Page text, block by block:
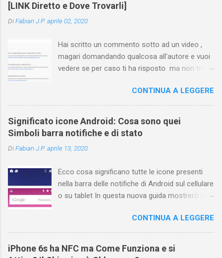
[LINK Diretto e Dove Trovarli]
DiFabian J.P. aprile 02, 2020
Hai scritto un commento sotto ad un video ,
magari domandando qualcosa all'autore e vuoi
vedere se per caso ti ha risposto ma non trovi
nessuna voce del tipo " cronologia commenti
YouTube " o cose simili? Vuoi sapere come
farlo sia se accedi dal tuo computer (PC/Mac)
oppure tramite smartphone (Android o iPhone)
trovare i propri commenti di YouTube , ossia
Ovviamente la risposta é positiva ma mi ci è
voluto un bel po' di tempo prima di trovare
questa funzione di YouTube perché è anche
chiamare questo "posto". Vediamo quindi
subito come visualizzare i vostri commenti di
YouTube, lasciati sotto ai video di altri
CONTINUA A LEGGERE
Significato icone Android: Cosa sono quei
Simboli barra notifiche e di stato
DiFabian J.P. aprile 13, 2020
Ecco cosa significano tutte le icone presenti
nella barra delle notifiche di Android sul cellulare
o su tablet In questa nuova guida mostrerò tutti
mostrati sul display nella parte superiore e
cosa ognuno di essi significa . La barra di stato
nella parte superiore della schermata contiene
varie icone che consentono di monitorare il
CONTINUA A LEGGERE
iPhone 6s ha NFC ma Come Funziona e si